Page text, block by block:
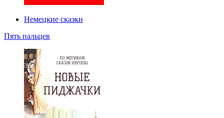
Немецкие сказки
Пять пальцев